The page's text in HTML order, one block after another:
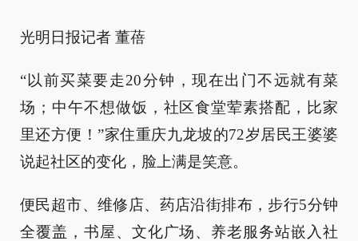
光明日报记者 董蓓
“以前买菜要走20分钟，现在出门不远就有菜
场；中午不想做饭，社区食堂荤素搭配，比家
里还方便！”家住重庆九龙坡的72岁居民王婆婆
说起社区的变化，脸上满是笑意。
便民超市、维修店、药店沿街排布，步行5分钟
全覆盖，书屋、文化广场、养老服务站嵌入社